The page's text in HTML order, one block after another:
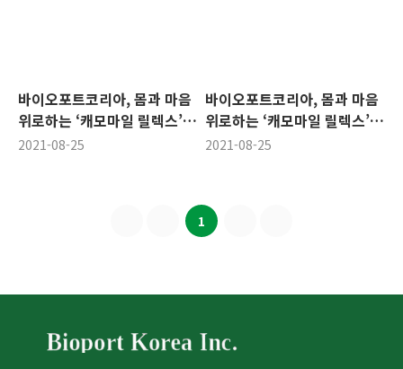
바이오포트코리아, 몸과 마음
위로하는 ‘캐모마일 릴렉스’
코스트코 출시
2021-08-25
바이오포트코리아, 몸과 마음
위로하는 ‘캐모마일 릴렉스’
코스트코 출시
2021-08-25
1